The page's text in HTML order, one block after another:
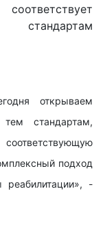
стандартам
открываем
тем стандартам,
подход
реабилитации», -